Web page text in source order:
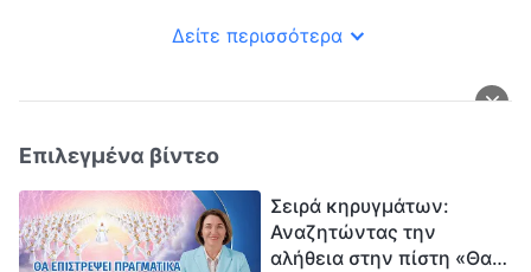
Δείτε περισσότερα
Επιλεγμένα βίντεο
Σειρά κηρυγμάτων:
Αναζητώντας την
αλήθεια στην πίστη «Θα